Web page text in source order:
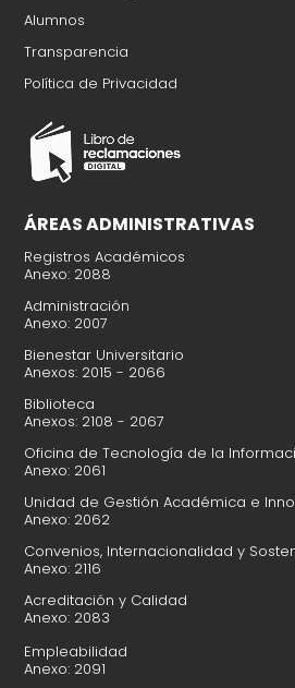
Alumnos
Transparencia
Política de Privacidad​
ÁREAS ADMINISTRATIVAS
Registros Académicos
Anexo: 2088
Administración
Anexo: 2007
Bienestar Universitario
Anexos: 2015 - 2066
Biblioteca
Anexos: 2108 - 2067
Oficina de Tecnología de la
Anexo: 2061
Unidad de Gestión Académica e
Anexo: 2062
Convenios, Internacionalidad y
Anexo: 2116
Acreditación y Calidad
Anexo: 2083
Empleabilidad
Anexo: 2091